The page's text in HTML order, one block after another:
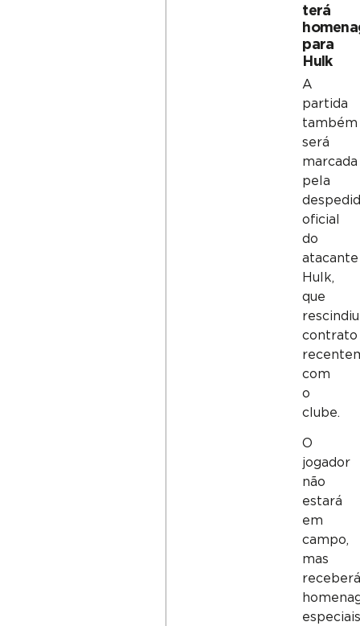
terá
para
Hulk
A
partida
também
será
marcada
pela
oficial
do
atacante
Hulk,
que
rescindiu
contrato
com
o
clube.
O
jogador
não
estará
em
campo,
mas